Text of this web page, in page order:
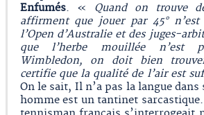
Enfumés. « Quand on trouve
affirment que jouer par 45° n’est
l’Open d’Australie et des juges-
que l’herbe mouillée n’est
Wimbledon, on doit bien
certifie que la qualité de l’air est
On le sait, Il n’a pas la langue
homme est un tantinet